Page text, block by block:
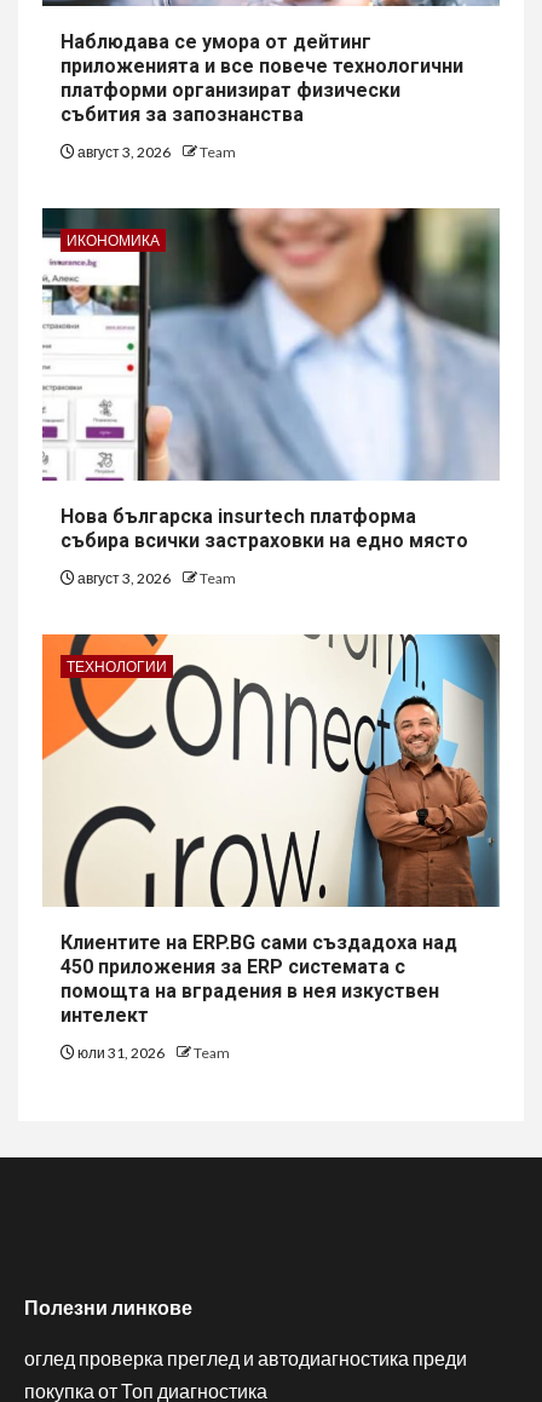
Наблюдава се умора от дейтинг
приложенията и все повече технологични
платформи организират физически
събития за запознанства
август 3, 2026 Team
ИКОНОМИКА
Нова българска insurtech платформа
събира всички застраховки на едно място
август 3, 2026 Team
ТЕХНОЛОГИИ
Клиентите на ERP.BG сами създадоха над
450 приложения за ERP системата с
помощта на вградения в нея изкуствен
интелект
юли 31, 2026 Team
Полезни линкове
оглед проверка преглед и автодиагностика преди
покупка от Топ диагностика